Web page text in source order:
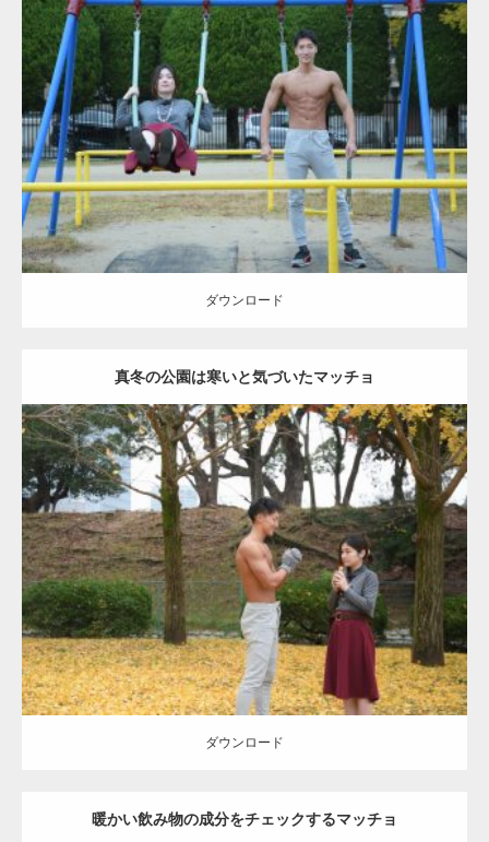
Update: 2021.07.6
Category:公園のマッチョ その他 AKIHITO(細マッチョ) 腹筋 大胸筋
ダウンロード
ダウンロード
真冬の公園は寒いと気づいたマッチョ
Update: 2021.07.8
Category:公園のマッチョ その他 AKIHITO(細マッチョ) 上腕三頭筋
肩
ダウンロード
ダウンロード
暖かい飲み物の成分をチェックするマッチョ